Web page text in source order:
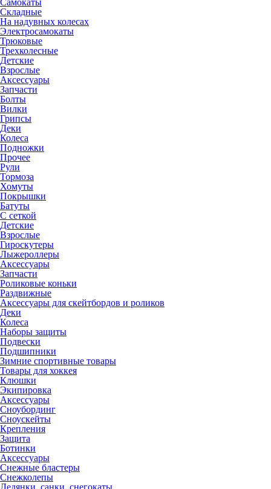
Самокаты
Складные
На надувных колесах
Электросамокаты
Трюковые
Трехколесные
Детские
Взрослые
Аксессуары
Запчасти
Болты
Вилки
Грипсы
Деки
Колеса
Подножки
Прочее
Рули
Тормоза
Хомуты
Покрышки
Батуты
С сеткой
Детские
Взрослые
Гироскутеры
Лыжероллеры
Аксессуары
Запчасти
Роликовые коньки
Раздвижные
Аксессуары для скейтбордов и роликов
Деки
Колеса
Наборы защиты
Подвески
Подшипники
Зимние спортивные товары
Товары для хоккея
Клюшки
Экипировка
Аксессуары
Сноубординг
Сноускейты
Крепления
Защита
Ботинки
Аксессуары
Снежные бластеры
Снежколепы
Ледянки, санки, снегокаты